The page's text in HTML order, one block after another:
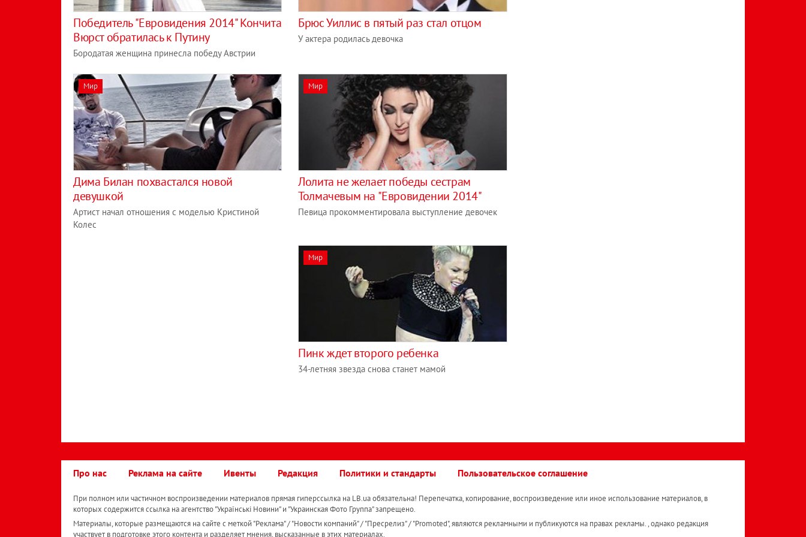
Победитель "Евровидения 2014" Кончита
Вюрст обратилась к Путину
Бородатая женщина принесла победу Австрии
Брюс Уиллис в пятый раз стал отцом
У актера родилась девочка
Мир
Дима Билан похвастался новой
девушкой
Артист начал отношения с моделью Кристиной
Колес
Мир
Лолита не желает победы сестрам
Толмачевым на "Евровидении 2014"
Певица прокомментировала выступление девочек
Мир
Пинк ждет второго ребенка
34-летняя звезда снова станет мамой
Про нас Реклама на сайте Ивенты Редакция Политики и стандарты Пользовательское соглашение
При полном или частичном воспроизведении материалов прямая гиперссылка на LB.ua обязательна! Перепечатка, копирование, воспроизведение или иное использование материалов, в
которых содержится ссылка на агентство "Українськi Новини" и "Украинская Фото Группа" запрещено.
Материалы, которые размещаются на сайте с меткой "Реклама" / "Новости компаний" / "Пресрелиз" / "Promoted", являются рекламными и публикуются на правах рекламы. , однако редакция
участвует в подготовке этого контента и разделяет мнения, высказанные в этих материалах.